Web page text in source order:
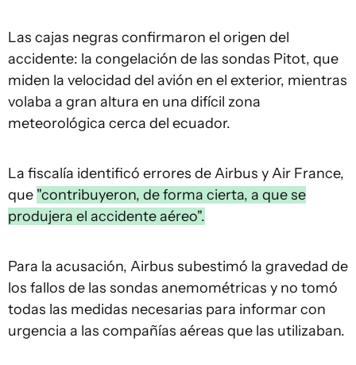
Las cajas negras confirmaron el origen del
accidente: la congelación de las sondas Pitot, que
miden la velocidad del avión en el exterior, mientras
volaba a gran altura en una difícil zona
meteorológica cerca del ecuador.
La fiscalía identificó errores de Airbus y Air France,
que "contribuyeron, de forma cierta, a que se
produjera el accidente aéreo".
Para la acusación, Airbus subestimó la gravedad de
los fallos de las sondas anemométricas y no tomó
todas las medidas necesarias para informar con
urgencia a las compañías aéreas que las utilizaban.